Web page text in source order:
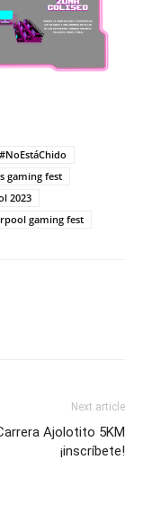
#NoEstáChido
gaming fest
2023
gaming fest
Next article
Ajolotito 5KM
¡inscríbete!